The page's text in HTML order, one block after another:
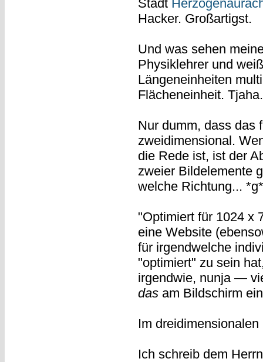
Stadt
Hacker. Großartigst.
Und was sehen
Physiklehrer und
Längeneinheiten
Flächeneinheit. Tjaha.
Nur dumm, dass das
zweidimensional.
die Rede ist, ist der
zweier Bildelemente
welche Richtung...
"Optimiert für 1024 x
eine Website
für irgendwelche
"optimiert" zu sein
irgendwie, nunja —
dasam Bildschirm
Im
Ich schreib dem